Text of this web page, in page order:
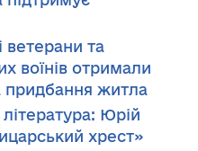
ветерани та
воїнів отримали
придбання житла
Юрій
хрест»